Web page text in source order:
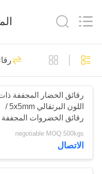
الصفحة
الرئيسية
المنتجات
حولنا
جولة
TRADING
CO.,LTD..
Reserved.
فتات
205
171
رقائق الخضار المجففة
اللون البرتقالي 5x5mm /
رقائق الخضروات المجففة
negotiable MOQ:500kgs
الاتصال